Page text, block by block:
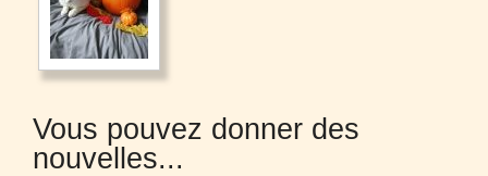
Vous pouvez donner des
nouvelles...